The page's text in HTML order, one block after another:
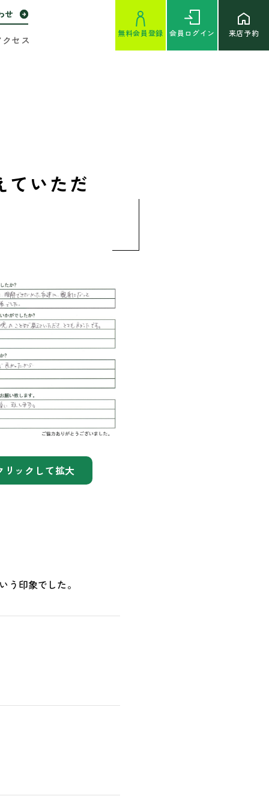
無料会員登録 会員 ログイン 来店予約
セス
せ
ていただ
リックして拡大
印象でした。